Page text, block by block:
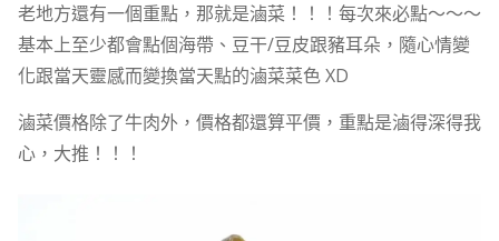
老地方還有一個重點，那就是滷菜！！！每次來必點～～～
基本上至少都會點個海帶、豆干/豆皮跟豬耳朵，隨心情變
化跟當天靈感而變換當天點的滷菜菜色 XD
滷菜價格除了牛肉外，價格都還算平價，重點是滷得深得我
心，大推！！！